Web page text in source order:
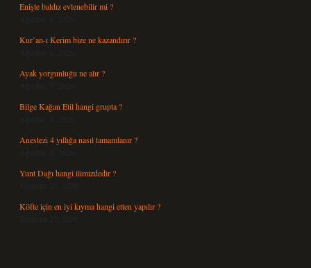
Enişte baldız evlenebilir mi ?
Ağustos 6, 2026
Kur’an-ı Kerim bize ne kazandırır ?
Ağustos 6, 2026
Ayak yorgunluğu ne alır ?
Ağustos 5, 2026
Bilge Kağan Etil hangi grupta ?
Ağustos 4, 2026
Anestezi 4 yıllığa nasıl tamamlanır ?
Ağustos 4, 2026
Yunt Dağı hangi ilimizdedir ?
Temmuz 29, 2026
Köfte için en iyi kıyma hangi etten yapılır ?
Temmuz 27, 2026